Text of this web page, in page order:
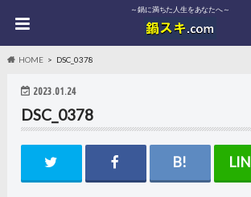
～鍋に満ちた人生をあなたへ～
HOME DSC_0378
2023.01.24
DSC_0378